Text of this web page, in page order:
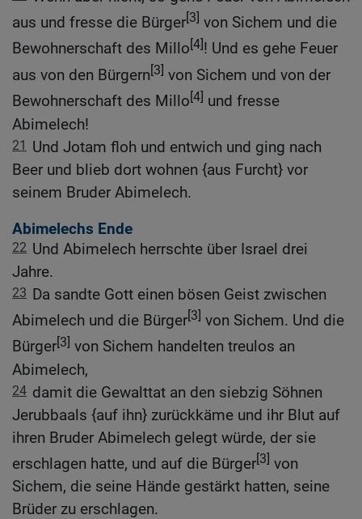
aus und fresse die Bürger[3] von Sichem und die
Bewohnerschaft des Millo[4]! Und es gehe Feuer
aus von den Bürgern[3] von Sichem und von der
Bewohnerschaft des Millo[4] und fresse
Abimelech!
21 Und Jotam floh und entwich und ging nach
Beer und blieb dort wohnen {aus Furcht} vor
seinem Bruder Abimelech.
Abimelechs Ende
22 Und Abimelech herrschte über Israel drei
Jahre.
23 Da sandte Gott einen bösen Geist zwischen
Abimelech und die Bürger[3] von Sichem. Und die
Bürger[3] von Sichem handelten treulos an
Abimelech,
24 damit die Gewalttat an den siebzig Söhnen
Jerubbaals {auf ihn} zurückkäme und ihr Blut auf
ihren Bruder Abimelech gelegt würde, der sie
erschlagen hatte, und auf die Bürger[3] von
Sichem, die seine Hände gestärkt hatten, seine
Brüder zu erschlagen.